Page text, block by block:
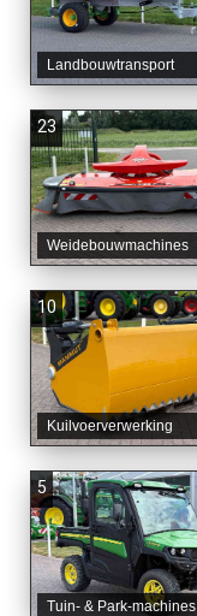
Landbouwtransport
23
Weidebouwmachines
10
Kuilvoerverwerking
5
Tuin- & Park-machines